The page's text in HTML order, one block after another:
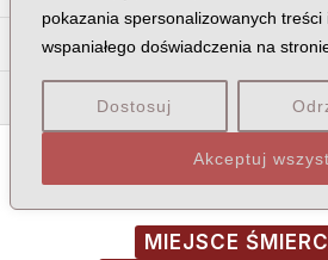
pokazania spersonalizowanych
wspaniałego doświadczenia na
Dostosuj
Akceptuj
Ba Be Bi Bł Bo Br
Buc Bur
MIEJSCE